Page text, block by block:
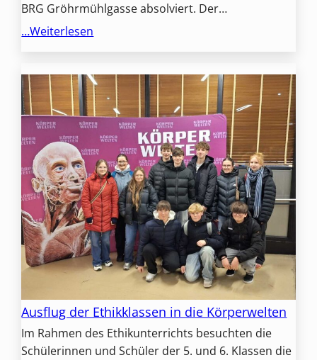
BRG Gröhrmühlgasse absolviert. Der…
…Weiterlesen
Ausflug der Ethikklassen in die Körperwelten
Im Rahmen des Ethikunterrichts besuchten die
Schülerinnen und Schüler der 5. und 6. Klassen die